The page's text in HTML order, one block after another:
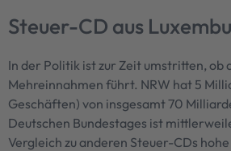
Steuer-CD aus
In der Politik ist zur Zeit umstritten, ob
Mehreinnahmen führt. NRW hat 5
Geschäften) von insgesamt 70
Deutschen Bundestages ist
Vergleich zu anderen Steuer-CDs